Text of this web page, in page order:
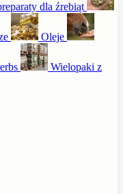
dla źrebiąt
Oleje
Wielopaki z